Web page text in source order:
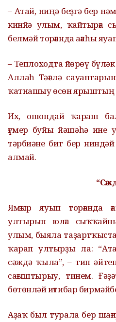
– Атай, ниңә беҙгә бер
кинйә улым, ҡайтырға
белмәй торғанда ағаһы
– Теплоходта йөрөү
Аллаһ Тәғәлә
ҡатнашыу өсөн ярыштың
Их, ошондай ҡараш
ғүмер буйы йәшәһә ине
тәрбиәне бит бер
алмай.
Ямғыр яуып торғанда
ултырып юлға
улым, быяла
ҡарап ултырҙы ла:
сәждә ҡыла”, – тип
сағыштырыу, тинем.
бөтөнләй иғтибар
Аҙаҡ был турала бер